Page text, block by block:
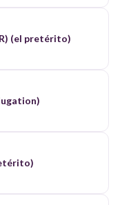
(el pretérito)